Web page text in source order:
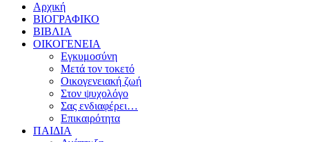
Αρχική
ΒΙΟΓΡΑΦΙΚΟ
ΒΙΒΛΙΑ
ΟΙΚΟΓΕΝΕΙΑ
Εγκυμοσύνη
Μετά τον τοκετό
Οικογενειακή ζωή
Στον ψυχολόγο
Σας ενδιαφέρει…
Επικαιρότητα
ΠΑΙΔΙΑ